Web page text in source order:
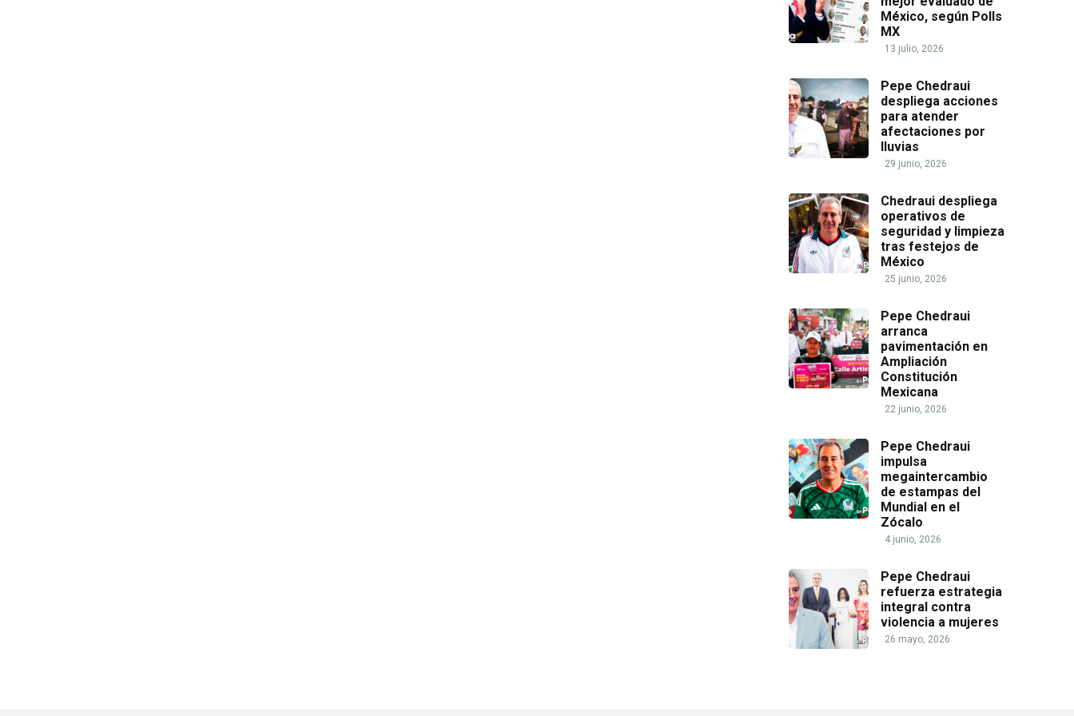
México, según Polls
MX
13 julio, 2026
Pepe Chedraui
despliega acciones
para atender
afectaciones por
lluvias
29 junio, 2026
Chedraui despliega
operativos de
seguridad y limpieza
tras festejos de
México
25 junio, 2026
Pepe Chedraui
arranca
pavimentación en
Ampliación
Constitución
Mexicana
22 junio, 2026
Pepe Chedraui
impulsa
megaintercambio
de estampas del
Mundial en el
Zócalo
4 junio, 2026
Pepe Chedraui
refuerza estrategia
integral contra
violencia a mujeres
26 mayo, 2026